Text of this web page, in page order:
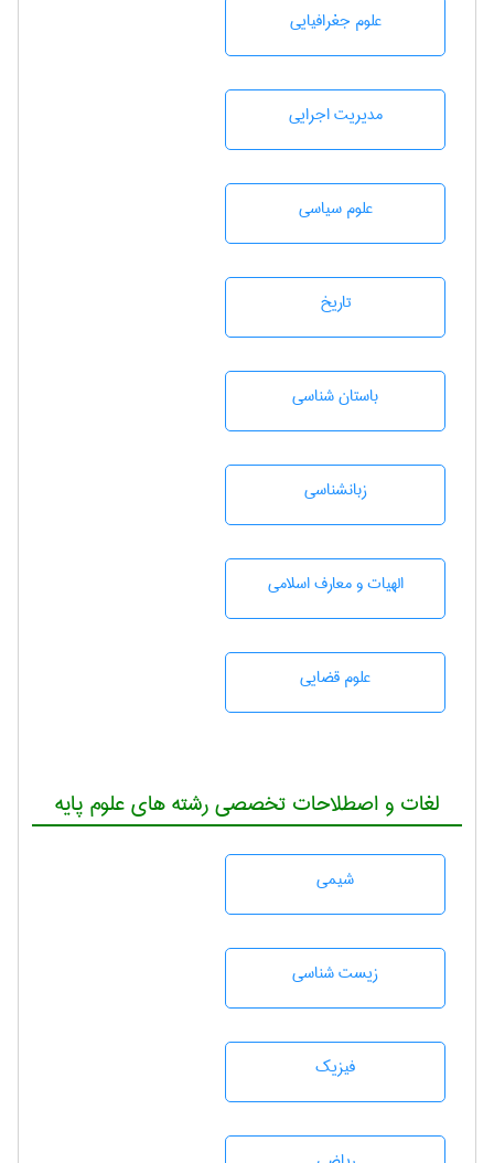
علوم جغرافيايی
مديريت اجرايی
علوم سياسی
تاريخ
باستان شناسی
زبانشناسی
الهیات و معارف اسلامی
علوم قضایی
لغات و اصطلاحات تخصصی رشته های علوم پایه
شيمی
زيست شناسی
فیزیک